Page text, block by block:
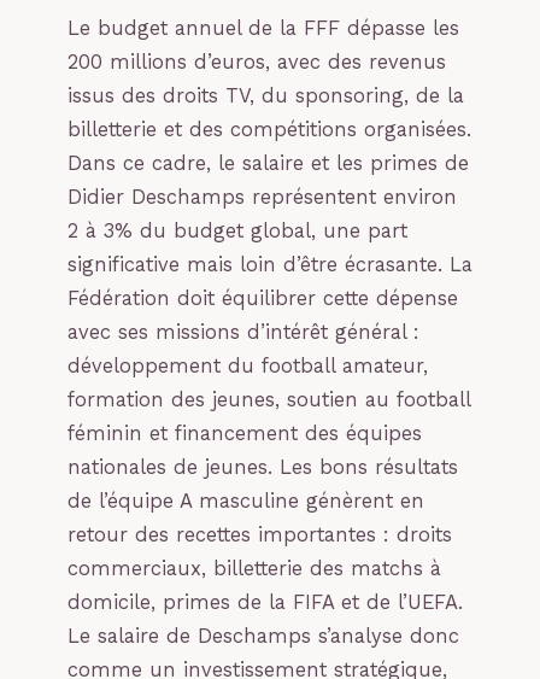
Le budget annuel de la FFF dépasse les
200 millions d’euros, avec des revenus
issus des droits TV, du sponsoring, de la
billetterie et des compétitions organisées.
Dans ce cadre, le salaire et les primes de
Didier Deschamps représentent environ
2 à 3% du budget global, une part
significative mais loin d’être écrasante. La
Fédération doit équilibrer cette dépense
avec ses missions d’intérêt général :
développement du football amateur,
formation des jeunes, soutien au football
féminin et financement des équipes
nationales de jeunes. Les bons résultats
de l’équipe A masculine génèrent en
retour des recettes importantes : droits
commerciaux, billetterie des matchs à
domicile, primes de la FIFA et de l’UEFA.
Le salaire de Deschamps s’analyse donc
comme un investissement stratégique,